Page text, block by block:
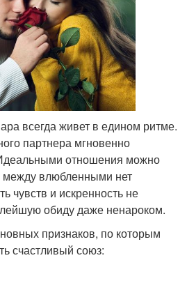
всегда живет в едином ритме.
партнера мгновенно
отношения можно
между влюбленными нет
чувств и искренность не
обиду даже ненароком.
признаков, по которым
счастливый союз: